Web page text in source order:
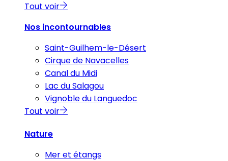
Tout voir
Nos incontournables
Saint-Guilhem-le-Désert
Cirque de Navacelles
Canal du Midi
Lac du Salagou
Vignoble du Languedoc
Tout voir
Nature
Mer et étangs